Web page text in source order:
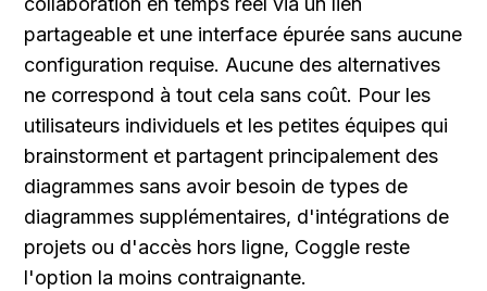
partageable et une interface épurée sans aucune
configuration requise. Aucune des alternatives
ne correspond à tout cela sans coût. Pour les
utilisateurs individuels et les petites équipes qui
brainstorment et partagent principalement des
diagrammes sans avoir besoin de types de
diagrammes supplémentaires, d'intégrations de
projets ou d'accès hors ligne, Coggle reste
l'option la moins contraignante.